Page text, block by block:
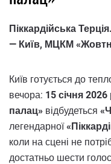
Піккардійська
— Київ, МЦКМ
Київ готується до
вечора: 15 січня 2026
палац» відбудеться
легендарної
коли на сцені не
достатньо шести